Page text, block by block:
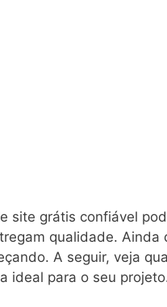
site grátis confiável
qualidade.
A seguir, veja
ideal para o seu